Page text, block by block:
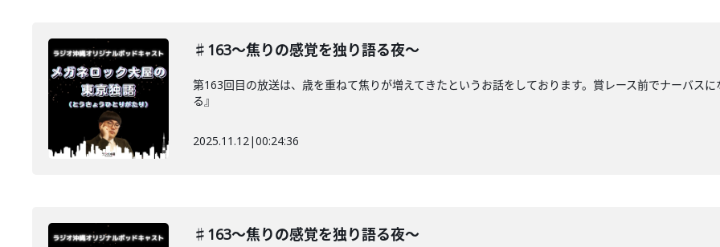
♯163〜焦りの感覚を独り語る夜〜
第163回目の放送は、歳を重ねて焦りが増えてきたというお話をしております。賞レース前でナーバス
る』
2025.11.12|00:24:36
♯163〜焦りの感覚を独り語る夜〜